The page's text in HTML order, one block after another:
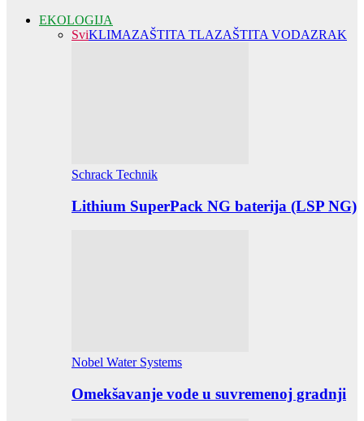
EKOLOGIJA
SviKLIMAZAŠTITA TLAZAŠTITA VODAZRAK
Schrack Technik
Lithium SuperPack NG baterija (LSP NG)
Nobel Water Systems
Omekšavanje vode u suvremenoj gradnji